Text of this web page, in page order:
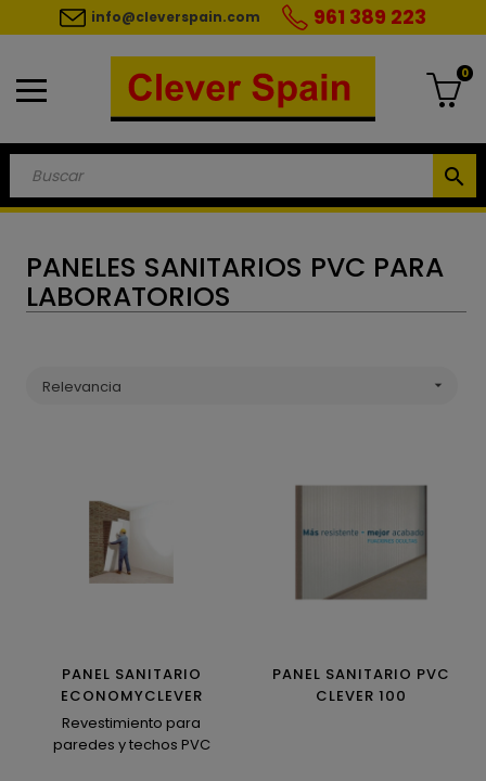
info@cleverspain.com 961 389 223
search
0
PANELES SANITARIOS PVC PARA
LABORATORIOS
Relevancia 
PANEL SANITARIO
ECONOMYCLEVER
Revestimiento para
paredes y techos PVC
PANEL SANITARIO PVC
CLEVER 100